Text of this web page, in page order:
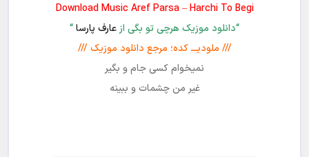
Download Music Aref Parsa – Harchi To Begi
“دانلود موزیک هرچی تو بگی ازعارف پارسا“
/// ملودیـــ کده؛ مرجع دانلود موزیک ///
نمیخوام کسی جام و بگیر
غیر من چشمات و ببینه